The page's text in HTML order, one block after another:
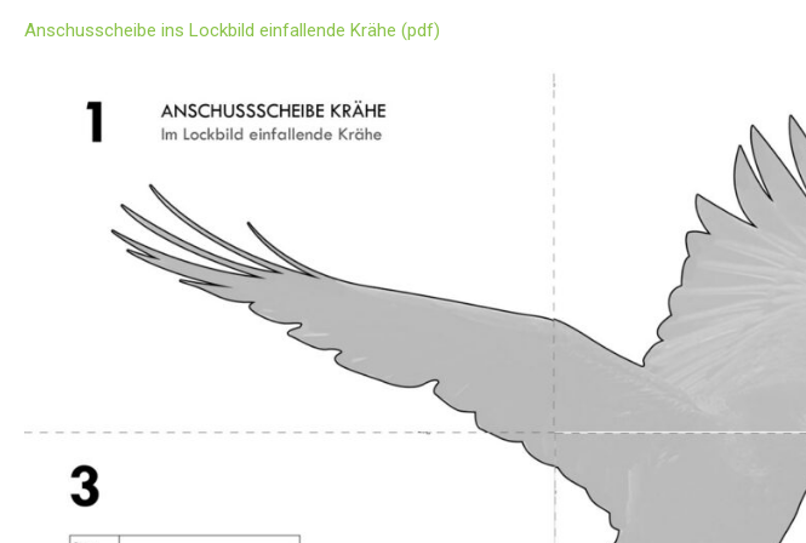
Anschusscheibe ins Lockbild einfallende Krähe (pdf)